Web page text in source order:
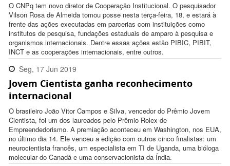
O CNPq tem novo diretor de Cooperação Institucional. O pesquisador
Vilson Rosa de Almeida tomou posse nesta terça-feira, 18, e estará à
frente das ações executadas em parcerias com instituições como
institutos de pesquisa, fundações estaduais de amparo à pesquisa e
organismos internacionais. Dentre essas ações estão PIBIC, PIBIT,
INCT e as cooperações internacionais, entre outros.
Seg, 17 Jun 2019
11:10:00 -0300
Jovem Cientista ganha reconhecimento
internacional
O brasileiro João Vitor Campos e Silva, vencedor do Prêmio Jovem
Cientista, foi um dos laureados pelo Prêmio Rolex de
Empreendedorismo. A premiação aconteceu em Washington, nos EUA,
no último dia 14. Ele venceu a edição com outros cinco finalistas: um
neurocientista francês, um especialista em TI de Uganda, uma bióloga
molecular do Canadá e uma conservacionista da Índia.